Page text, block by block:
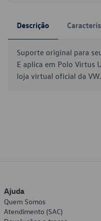
Descrição
Suporte original para
E aplica em Polo Virtus
loja virtual oficial da VW.
Ajuda
Quem Somos
Atendimento (SAC)